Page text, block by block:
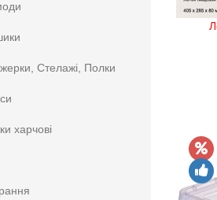
Стелажі, Полки
харчові